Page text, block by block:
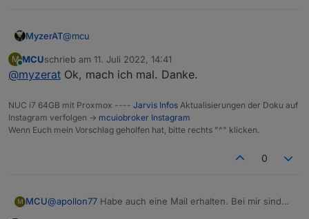
MyzerAT@mcu
was meinst du mit abgeschaltet? --> sind die nicht
eingesteckt?
neuen Version, falls die zur Zeit nicht am Strom sein
sollten, einfach das besagte Gerät auf "
M MCUschrieb am 11. Juli 2022, 14:41
zuletzt editiert von
@myzerat Ok, mach ich mal. Danke.
NUC i7 64GB mit Proxmox ---- Jarvis Infos Aktualisierungen der Doku auf
Instagram verfolgen -> mcuiobroker Instagram
Wenn Euch mein Vorschlag geholfen hat, bitte rechts "^" klicken.
0
M MCU@apollon77 Habe auch eine Mail erhalten. Bei mir sind